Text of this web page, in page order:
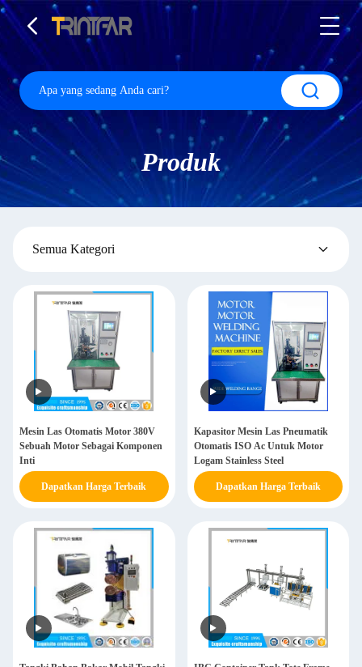
Produk
Semua Kategori
Mesin Las Otomatis Motor 380V
Sebuah Motor Sebagai Komponen
Inti
Dapatkan Harga Terbaik
Kapasitor Mesin Las Pneumatik
Otomatis ISO Ac Untuk Motor
Logam Stainless Steel
Dapatkan Harga Terbaik